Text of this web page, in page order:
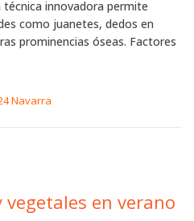
innovadora permite
como juanetes, dedos en
prominencias óseas. Factores
Navarra
en verano